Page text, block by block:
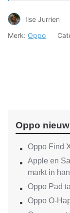
Ilse Jurrien
Merk: Oppo
Oppo
Oppo Find
Apple en
markt in
Oppo Pad
Oppo O-